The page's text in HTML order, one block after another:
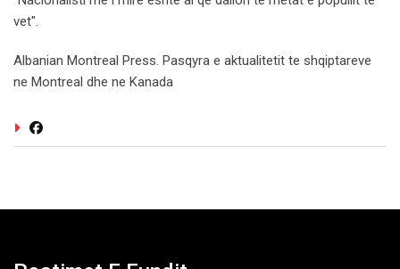
vet".
Albanian Montreal Press. Pasqyra e aktualitetit te shqiptareve
ne Montreal dhe ne Kanada